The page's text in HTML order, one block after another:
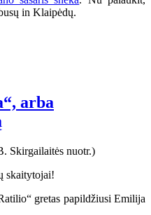
in Klaipėdų.
arba
skaitytojai!
gretas papildžiusi Emilija